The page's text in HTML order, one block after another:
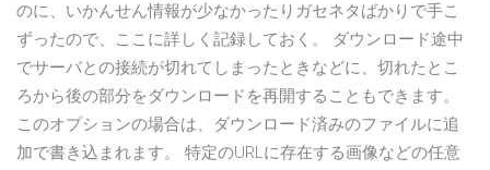
のに、いかんせん情報が少なかったりガセネタばかりで手こ
ずったので、ここに詳しく記録しておく。 ダウンロード途中
でサーバとの接続が切れてしまったときなどに、切れたとこ
ろから後の部分をダウンロードを再開することもできます。
このオプションの場合は、ダウンロード済みのファイルに追
加で書き込まれます。 特定のURLに存在する画像などの任意